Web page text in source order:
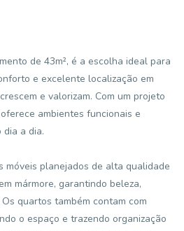
de 43m², é a escolha ideal para
e excelente localização em
e valorizam. Com um projeto
ambientes funcionais e
a dia.
móveis planejados de alta qualidade
mármore, garantindo beleza,
quartos também contam com
o espaço e trazendo organização